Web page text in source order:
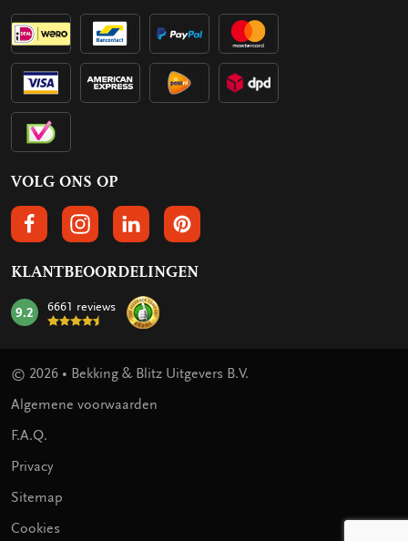
VOLG ONS OP
VOLGS ONS OP FACEBOOK
VOLG ONS OP INSTAGRAM
VOLG ONS OP LINKEDIN
VOLG ONS OP PINTEREST
KLANTBEOORDELINGEN
mark:
9.2 6661 reviews
© 2026 • Bekking & Blitz Uitgevers B.V.
Algemene voorwaarden
F.A.Q.
Privacy
Sitemap
Cookies